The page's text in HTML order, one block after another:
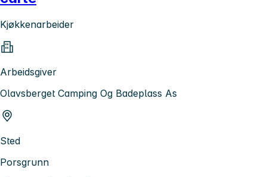
Kjøkkenarbeider
Arbeidsgiver
Olavsberget Camping Og Badeplass As
Sted
Porsgrunn